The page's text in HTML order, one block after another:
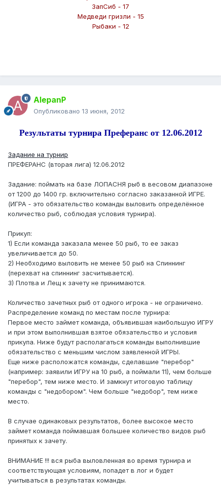
ЗапСиб - 17
Медведи гризли - 15
Рыбаки - 12
AlepanP
Опубликовано 13 июня, 2012
Результаты турнира Преферанс от 12.06.2012
Задание на турнир
ПРЕФЕРАНС (вторая лига) 12.06.2012
Задание: поймать на базе ЛОПАСНЯ рыб в весовом диапазоне
от 1200 до 1400 гр. включительно согласно заказанной ИГРЕ.
(ИГРА - это обязательство команды выловить определённое
количество рыб, соблюдая условия турнира).
Прикуп:
1) Если команда заказала менее 50 рыб, то ее заказ
увеличивается до 50.
2) Необходимо выловить не менее 50 рыб на Спиннинг
(перехват на спиннинг засчитывается).
3) Плотва и Лещ к зачету не принимаются.
Количество зачетных рыб от одного игрока - не ограничено.
Распределение команд по местам после турнира:
Первое место займет команда, объявившая наибольшую ИГРУ
и при этом выполнившая взятое обязательство и условия
прикупа. Ниже будут располагаться команды выполнившие
обязательство с меньшим числом заявленной ИГРЫ.
Еще ниже расположатся команды, сделавшие "перебор"
(например: заявили ИГРУ на 10 рыб, а поймали 11), чем больше
"перебор", тем ниже место. И замкнут итоговую таблицу
команды с "недобором". Чем больше "недобор", тем ниже
место.
В случае одинаковых результатов, более высокое место
займет команда поймавшая большее количество видов рыб
принятых к зачету.
ВНИМАНИЕ !!! вся рыба выловленная во время турнира и
соответствующая условиям, попадет в лог и будет
учитываться в результатах команды.